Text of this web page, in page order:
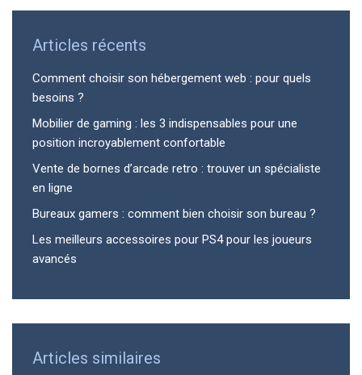
Articles récents
Comment choisir son hébergement web : pour quels
besoins ?
Mobilier de gaming : les 3 indispensables pour une
position incroyablement confortable
Vente de bornes d’arcade retro : trouver un spécialiste
en ligne
Bureaux gamers : comment bien choisir son bureau ?
Les meilleurs accessoires pour PS4 pour les joueurs
avancés
Articles similaires